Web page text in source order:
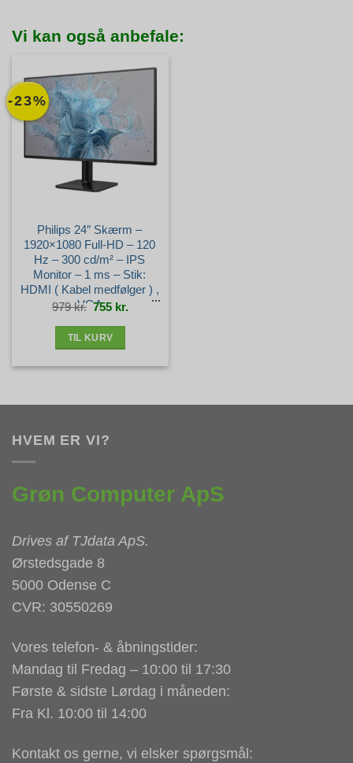
Vi kan også anbefale:
-23%
Philips 24″ Skærm –
1920×1080 Full-HD – 120
Hz – 300 cd/m² – IPS
Monitor – 1 ms – Stik:
HDMI ( Kabel medfølger ) ,
VGA
979kr. Den
oprindelige
pris
755 kr.aktuelle
pris
TIL KURV
HVEM ER VI?
Grøn Computer ApS
Drives af TJdata ApS.
Ørstedsgade 8
5000 Odense C
CVR: 30550269
Vores telefon- & åbningstider:
Mandag til Fredag – 10:00 til 17:30
Første & sidste Lørdag i måneden:
Fra Kl. 10:00 til 14:00
Kontakt os gerne, vi elsker spørgsmål: